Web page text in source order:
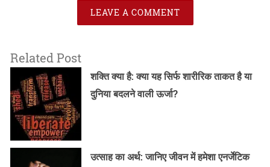
LEAVE A COMMENT
Related Post
शक्ति क्या है: क्या यह सिर्फ शारीरिक ताकत है या
दुनिया बदलने वाली ऊर्जा?
उत्साह का अर्थ: जानिए जीवन में हमेशा एनर्जेटिक